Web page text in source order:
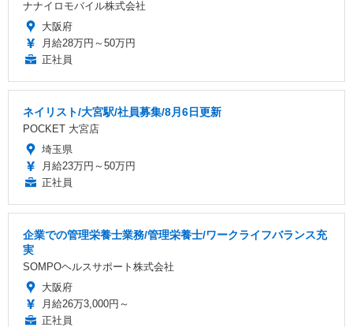
ナナイロモバイル株式会社
大阪府
月給28万円～50万円
正社員
ネイリスト/大宮駅/社員募集/8月6日更新
POCKET 大宮店
埼玉県
月給23万円～50万円
正社員
企業での管理栄養士業務/管理栄養士/ワークライフバランス充
実
SOMPOヘルスサポート株式会社
大阪府
月給26万3,000円～
正社員